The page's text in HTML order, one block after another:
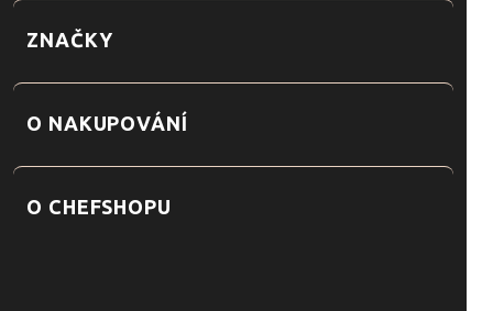
ZNAČKY
O NAKUPOVÁNÍ
O CHEFSHOPU